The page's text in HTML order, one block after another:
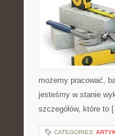
możemy pracować,
jesteśmy w stanie
szczegółów, które to
CATEGORIES: